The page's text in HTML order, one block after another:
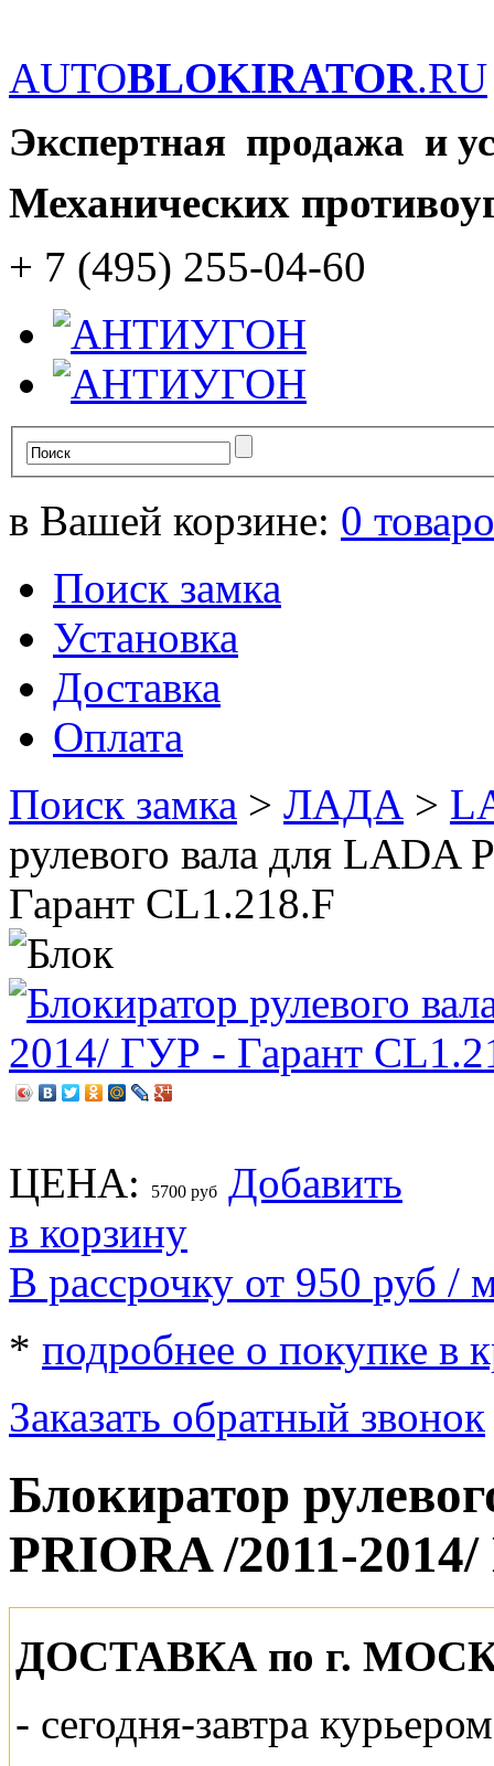
AUTOBLOKIRATOR.RU
Экспертная продажа и
Механических
+ 7 (495) 255-04-60
в Вашей корзине: 0
Поиск замка
Установка
Доставка
Оплата
Поиск замка > ЛАДА >
рулевого вала для
Гарант CL1.218.F
ЦЕНА: 5700 руб
Добавить
в корзину
В рассрочку от 950 руб /
* подробнее о покупке в
Заказать обратный звонок
Блокиратор
PRIORA /2011-
ДОСТАВКА по г.
- сегодня-завтра